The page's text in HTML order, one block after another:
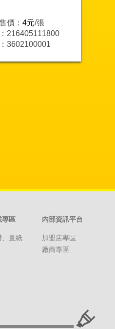
價： 4元/張
216405111800
3602100001
專區
、畫紙
內部資訊平台
加盟店專區
廠商專區